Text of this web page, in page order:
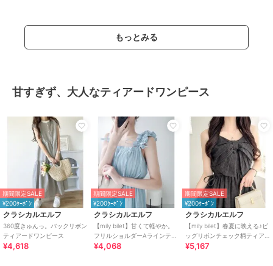
もっとみる
甘すぎず、大人なティアードワンピース
期間限定SALE
¥200ｸｰﾎﾟﾝ
クラシカルエルフ
360度きゅんっ。バックリボン
ティアードワンピース
¥4,618
期間限定SALE
¥200ｸｰﾎﾟﾝ
クラシカルエルフ
【mily bilet】甘くて軽やか。
フリルショルダーAラインティ
アードキャミワンピース(ロン
¥4,068
期間限定SALE
¥200ｸｰﾎﾟﾝ
クラシカルエルフ
【mily bilet】春夏に映える♪ビ
ッグリボンチェック柄ティア
ードワンピース（ロング丈）
¥5,167